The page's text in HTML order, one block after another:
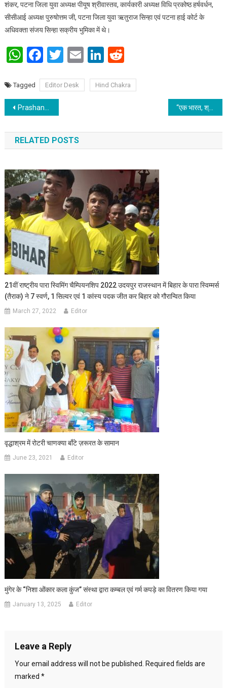
शंकर, पटना जिला युवा अध्यक्ष पीयूष श्रीवास्तव, कार्यकारी अध्यक्ष विधि प्रकोष्ठ हर्षवर्धन,
सीसीआई अध्यक्ष पुरुषोत्तम जी, पटना जिला युवा ऋतुराज सिन्हा एवं पटना हाई कोर्ट के
अधिवक्ता संजय सिन्हा सक्रीय भुमिका में थे।
WhatsApp
Facebook
Twitter
EmailLinkedIn
Tagged Editor Desk Hind Chakra
Post navigation
Prashant Kishor stands committed to the Jan Suraaj movement, Padyatra in Bihar from Oct 2 “एक भारत, श्रेष्ठ भारत” कार्यक्रम के तहत मिजोरम के दल ने पटना का जाना समृद्ध इतिहास
RELATED POSTS
21वीं राष्ट्रीय पारा स्विमिंग चैम्पियनशिप 2022 उदयपुर राजस्‍थान में बिहार के पारा स्विम्मर्स
(तैराक) ने 7 स्वर्ण, 1 सिल्वर एवं 1 कांस्‍य पदक जीत कर बिहार को गौरान्वित किया
March 27, 2022 Editor
वृद्धाश्रम में रोटरी चाणक्या बाँटे ज़रूरत के सामान
June 23, 2021 Editor
मुंगेर के “निशा ओंकार कला कुंज” संस्था द्वारा कम्बल एवं गर्म कपड़े का वितरण किया गया
January 13, 2025 Editor
Leave a Reply
Your email address will not be published. Required fields are
marked *